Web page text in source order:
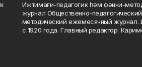
Ижтимағи-педагогик һәм фәнни-
журнал Общественно-
методический ежемесячный журнал.
с 1920 года. Главный редактор: